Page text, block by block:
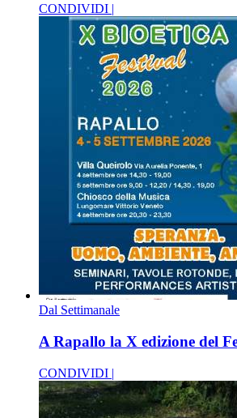
CONDIVIDI |
Dal Settimanale
A Rapallo la X edizione del
CONDIVIDI |